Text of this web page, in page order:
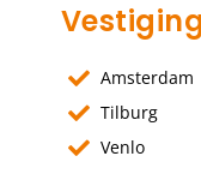
Amsterdam
Tilburg
Venlo